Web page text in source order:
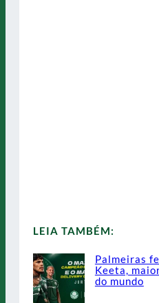
LEIA TAMBÉM:
Palmeiras
Keeta,
do mundo